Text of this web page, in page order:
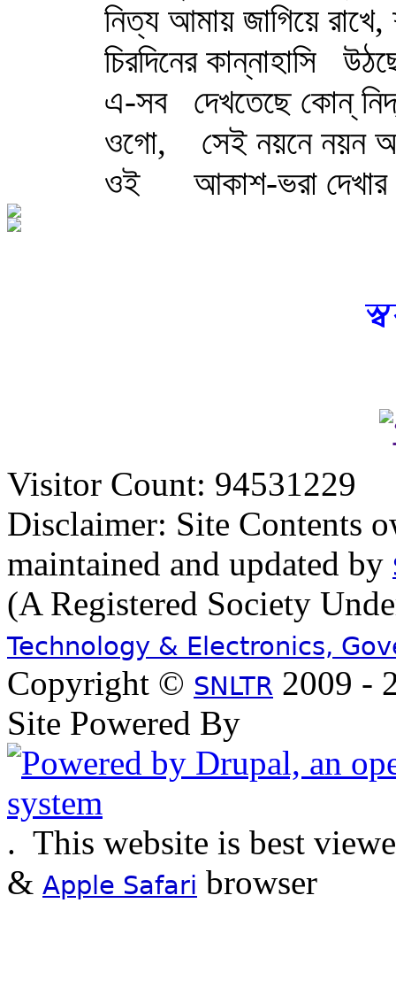
নিত্য আমায় জাগিয়ে রাখে,
চিরদিনের কান্নাহাসি
এ-সব
দেখতেছে কোন্‌
ওগো,
সেই নয়নে নয়ন
ওই
আকাশ-ভরা
Visitor Count: 94531229
Disclaimer: Site Contents
maintained and updated by
(A Registered Society
Technology & Electronics,
Copyright © SNLTR 2009 -
Site Powered By
. This website is best
& Apple Safari browser